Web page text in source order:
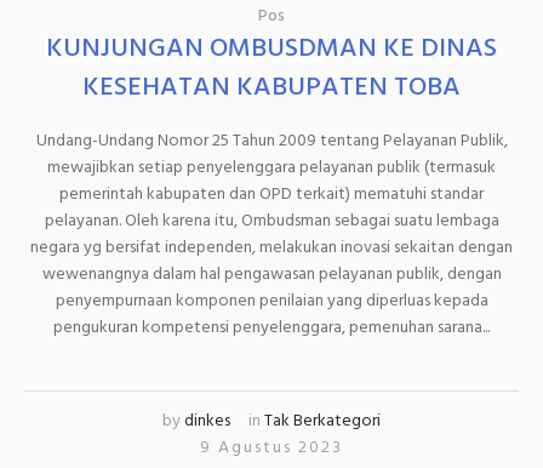
Pos
KUNJUNGAN OMBUSDMAN KE DINAS
KESEHATAN KABUPATEN TOBA
Undang-Undang Nomor 25 Tahun 2009 tentang Pelayanan Publik,
mewajibkan setiap penyelenggara pelayanan publik (termasuk
pemerintah kabupaten dan OPD terkait) mematuhi standar
pelayanan. Oleh karena itu, Ombudsman sebagai suatu lembaga
negara yg bersifat independen, melakukan inovasi sekaitan dengan
wewenangnya dalam hal pengawasan pelayanan publik, dengan
penyempurnaan komponen penilaian yang diperluas kepada
pengukuran kompetensi penyelenggara, pemenuhan sarana...
bydinkes inTak Berkategori
9 Agustus 2023